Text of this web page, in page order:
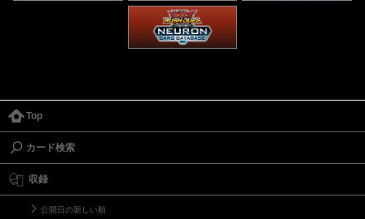
Top
カード検索
収録
公開日の新しい順